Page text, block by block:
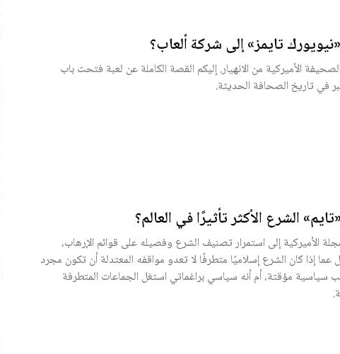
تايمز» إلى شركة ألعاب؟
الأميركية من الانهيار. إليكم القصة الكاملة عن لعبة فتحت باب
في تاريخ الصحافة الحديثة.
الشرع الأكثر تأثيرًا في العالم؟
الأميركية إلى استمرار تصنيف الشرع وفصيله على قوائم الإرهاب،
إذا كان الشرع إسلاميًا متطرفًا لا تعدو مواقفه المعتدلة أن تكون مجرد
مؤقتة، أم أنه سياسي براغماتي استغل الجماعات المتطرفة